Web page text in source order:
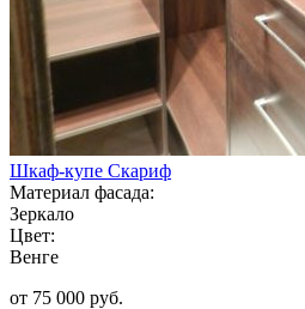
Шкаф-купе Скариф
Материал фасада:
Зеркало
Цвет:
Венге
от 75 000 руб.